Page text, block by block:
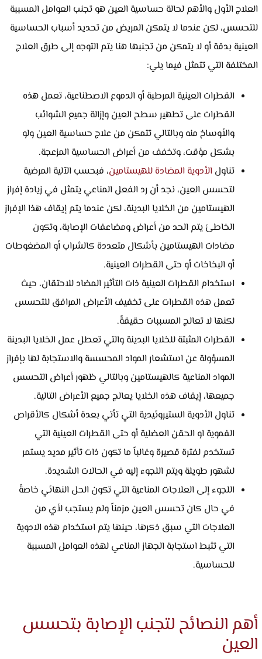
العلاج الأول والأهم لحالة حساسية العين هو تجنب العوامل المسببة
للتحسس، لكن عندما لا يتمكن المريض من تحديد أسباب الحساسية
العينية بدقة أو لا يتمكن من تجنبها هنا يتم التوجه إلى طرق العلاج
المختلفة التي تتمثل فيما يلي:
القطرات العينية المرطبة أو الدموع الاصطناعية، تعمل هذه
القطرات على تطهير سطح العين وإزالة جميع الشوائب
والأوساخ منه وبالتالي تتمكن من علاج حساسية العين ولو
بشكل مؤقت، وتخفف من أعراض الحساسية المزعجة.
تناول الأدوية المضادة للهيستامين، فبحسب الآلية المرضية
لتحسس العين، نجد أن رد الفعل المناعي يتمثل في زيادة إفراز
الهيستامين من الخلايا البدينة، لكن عندما يتم إيقاف هذا الإفراز
الخاطئ يتم الحد من أعراض ومضاعفات الإصابة، وتكون
مضادات الهيستامين بأشكال متعددة كالشراب أو المضغوطات
أو البخاخات أو حتى القطرات العينية.
استخدام القطرات العينية ذات التأثير المضاد للاحتقان، حيث
تعمل هذه القطرات على تخفيف الأعراض المرافق للتحسس
لكنها لا تعالج المسببات حقيقةً.
القطرات المثبتة للخلايا البدينة والتي تعطل عمل الخلايا البدينة
المسؤولة عن استشعار المواد المحسسة والاستجابة لها بإفراز
المواد المناعية كالهيستامين وبالتالي ظهور أعراض التحسس
جميعها، إيقاف هذه الخلايا يعالج جميع الأعراض التالية.
تناول الأدوية الستيروئيدية التي تأتي بعدة أشكال كالأقراص
الفموية او الحقن العضلية أو حتى القطرات العينية التي
تستخدم لفترة قصيرة وغالباً ما تكون ذات تأثير مديد يستمر
لشهور طويلة ويتم اللجوء إليه في الحالات الشديدة.
اللجوء إلى العلاجات المناعية التي تكون الحل النهائي خاصةً
في حال كان تحسس العين مزمناً ولم يستجب لأي من
العلاجات التي سبق ذكرها، حينها يتم استخدام هذه الادوية
التي تثبط استجابة الجهاز المناعي لهذه العوامل المسببة
للحساسية.
أهم النصائح لتجنب الإصابة بتحسس
العين